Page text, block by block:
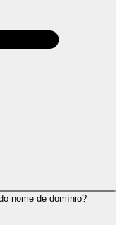
nome de domínio?